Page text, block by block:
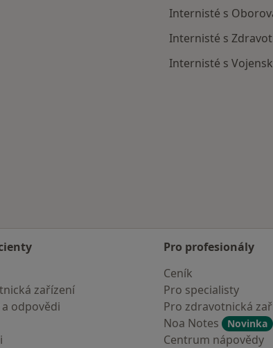
Internisté s
Internisté s
Internisté s
zařízení
odpovědi
Pro profesionály
Ceník
Pro specialisty
Pro zdravotnická
Noa Notes
Novinka
Centrum nápovědy